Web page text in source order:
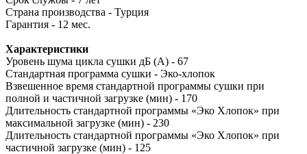
Страна производства - Турция
Гарантия - 12 мес.
Характеристики
Уровень шума цикла сушки дБ (А) - 67
Стандартная программа сушки - Эко-хлопок
Взвешенное время стандартной программы сушки при
полной и частичной загрузке (мин) - 170
Длительность стандартной программы «Эко Хлопок» при
максимальной загрузке (мин) - 230
Длительность стандартной программы «Эко Хлопок» при
частичной загрузке (мин) - 125